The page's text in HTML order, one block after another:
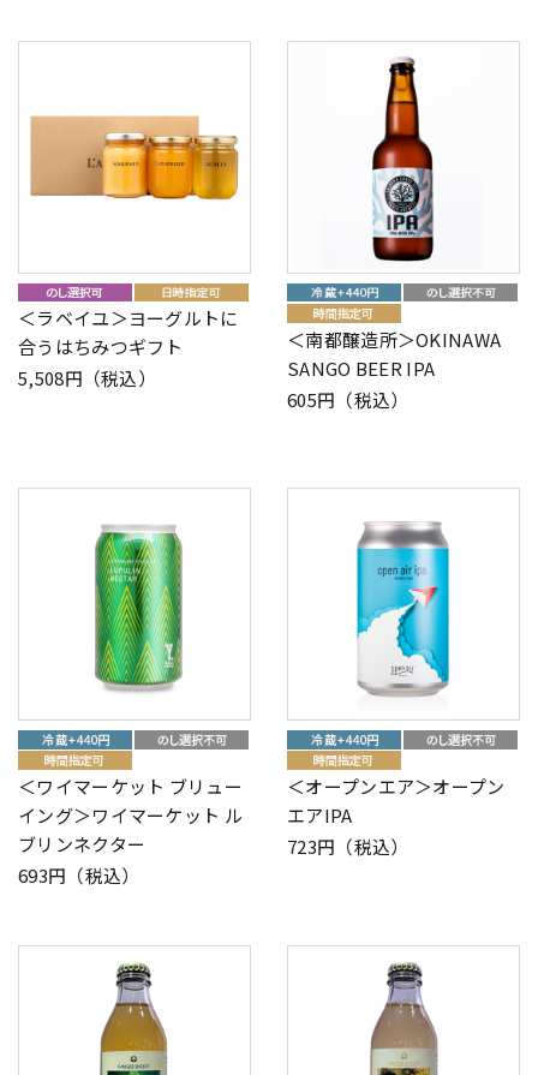
＜ラベイユ＞ヨーグルトに
合うはちみつギフト
5,508円（税込）
＜南都醸造所＞OKINAWA
SANGO BEER IPA
605円（税込）
＜ワイマーケット ブリュー
イング＞ワイマーケット ル
ブリンネクター
693円（税込）
＜オープンエア＞オープン
エアIPA
723円（税込）